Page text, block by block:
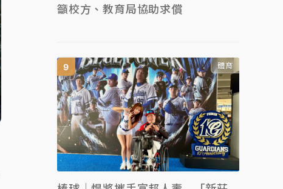
籲校方、教育局協助求償
體育